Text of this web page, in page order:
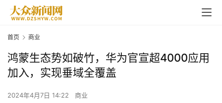
首页 商业
鸿蒙生态势如破竹，华为官宣超4000应用
加入，实现垂域全覆盖
2024年4月7日 14:22 商业